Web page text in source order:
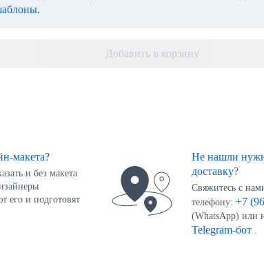
.
Добавить в корзину
макета?
и без макета
его и подготовят
Не нашли
доставку?
Свяжитесь с
телефону: +7
(WhatsApp) или
Telegram-бот.